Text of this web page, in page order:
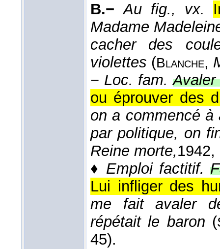
B.− Au fig., vx.
Madame
cacher des
violettes (Blanche,
− Loc. fam.
ou éprouver des
on a commencé à
par politique, on
Reine morte,1942,
♦ Emploi factitif.
Lui infliger des
me fait avaler
répétait le baron (
45).